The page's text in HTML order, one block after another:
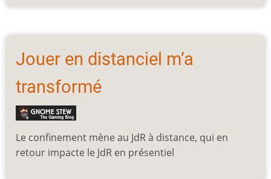
Jouer en distanciel m’a
transformé
Le confinement mène au JdR à distance, qui en
retour impacte le JdR en présentiel